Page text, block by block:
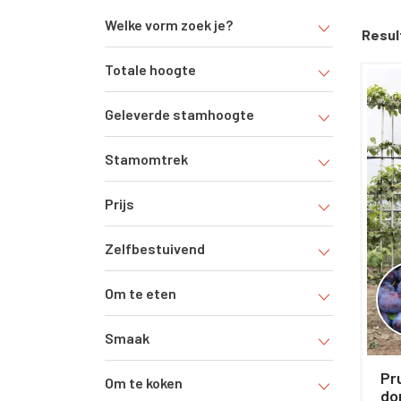
Welke vorm zoek je?
Totale hoogte
Geleverde stamhoogte
Stamomtrek
Prijs
Zelfbestuivend
Om te eten
Smaak
Om te koken
de